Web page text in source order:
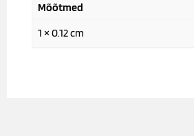
Mõõtmed
1 × 0.12 cm